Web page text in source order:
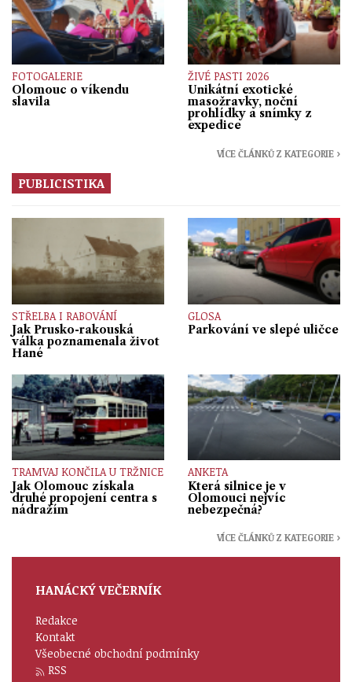
FOTOGALERIE
Olomouc o víkendu
slavila
ŽIVÉ PASTI 2026
Unikátní exotické
masožravky, noční
prohlídky a snímky z
expedice
VÍCE ČLÁNKŮ Z KATEGORIE ›
PUBLICISTIKA
STŘELBA I RABOVÁNÍ
Jak Prusko-rakouská
válka poznamenala život
Hané
GLOSA
Parkování ve slepé uličce
TRAMVAJ KONČILA U TRŽNICE
Jak Olomouc získala
druhé propojení centra s
nádražím
ANKETA
Která silnice je v
Olomouci nejvíc
nebezpečná?
VÍCE ČLÁNKŮ Z KATEGORIE ›
HANÁCKÝ VEČERNÍK
Redakce
Kontakt
Všeobecné obchodní podmínky
RSS